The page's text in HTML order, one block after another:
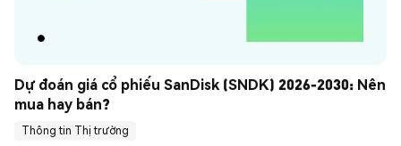
Dự đoán giá cổ phiếu SanDisk (SNDK) 2026-2030: Nên
mua hay bán?
Thông tin Thị trường